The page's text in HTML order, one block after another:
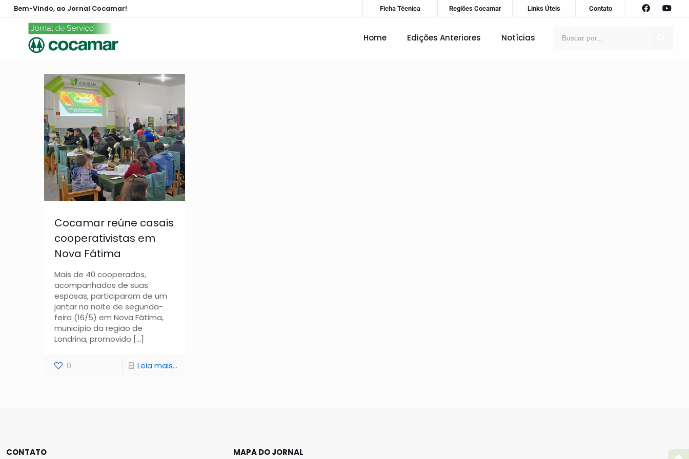
Bem-Vindo, ao Jornal Cocamar! Ficha Técnica Regiões Cocamar Links Úteis Contato
Home Edições Anteriores Notícias
Cocamar reúne casais
cooperativistas em
Nova Fátima
Mais de 40 cooperados,
acompanhados de suas
esposas, participaram de um
jantar na noite de segunda-
feira (16/5) em Nova Fátima,
município da região de
Londrina, promovido […]
0 Leia mais...
CONTATO MAPA DO JORNAL